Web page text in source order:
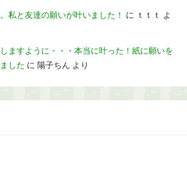
私と友達の願いが叶いました！ に ｔｔｔ
よ
ますように・・・本当に叶った！紙に願いを
した に 陽子ちん より